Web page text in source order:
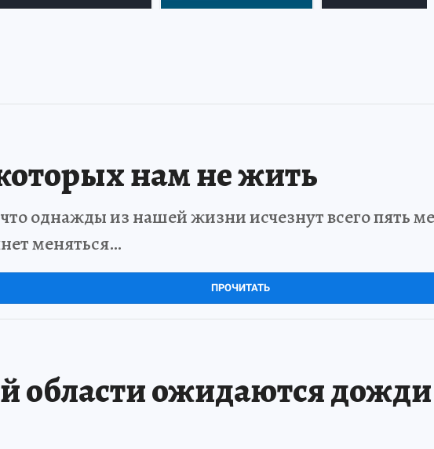
нам не жить
однажды из нашей жизни исчезнут всего пять
меняться…
ПРОЧИТАТЬ
области ожидаются